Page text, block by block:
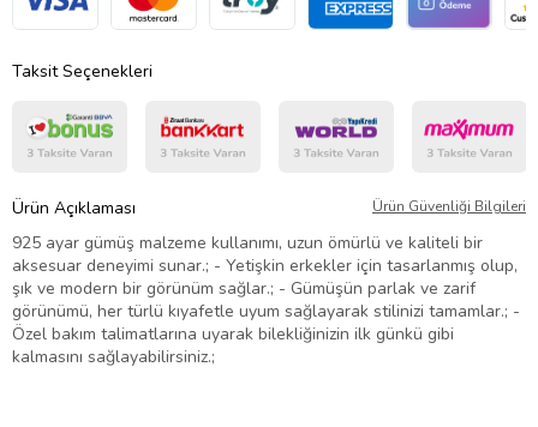
Taksit Seçenekleri
Ürün Açıklaması Ürün Güvenliği Bilgileri
925 ayar gümüş malzeme kullanımı, uzun ömürlü ve kaliteli bir
aksesuar deneyimi sunar.; - Yetişkin erkekler için tasarlanmış olup,
şık ve modern bir görünüm sağlar.; - Gümüşün parlak ve zarif
görünümü, her türlü kıyafetle uyum sağlayarak stilinizi tamamlar.; -
Özel bakım talimatlarına uyarak bilekliğinizin ilk günkü gibi
kalmasını sağlayabilirsiniz.;